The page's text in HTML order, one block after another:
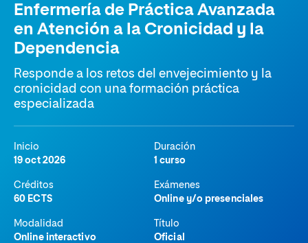
Enfermería de Práctica Avanzada
en Atención a la Cronicidad y la
Dependencia
Responde a los retos del envejecimiento y la
cronicidad con una formación práctica
especializada
Inicio
19 oct 2026
Duración
1 curso
Créditos
60 ECTS
Exámenes
Online y/o presenciales
Modalidad
Online interactivo
Título
Oficial